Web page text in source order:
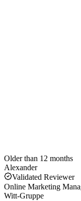
Older than 12 months
Alexander
Validated Reviewer
Online Marketing
Witt-Gruppe